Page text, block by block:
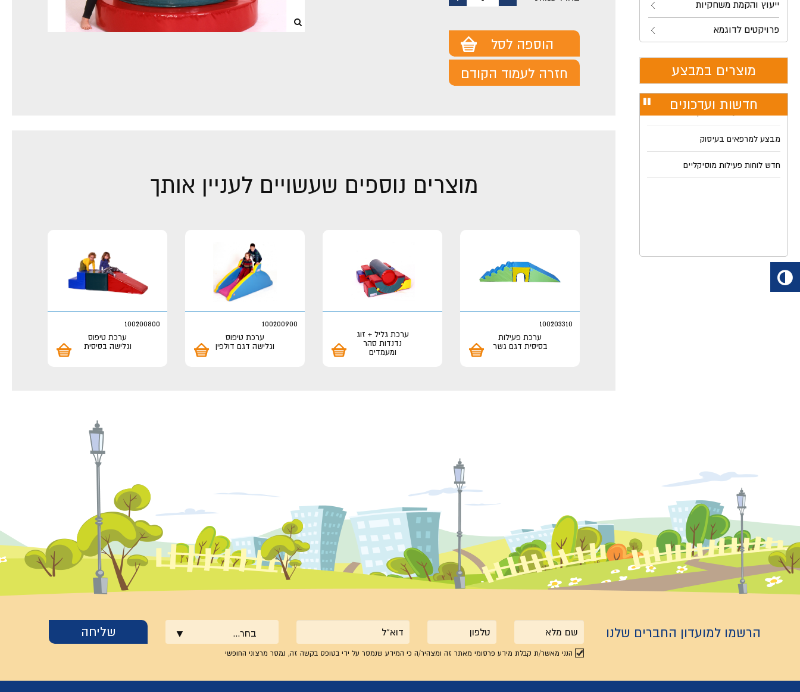
ייעוץ והקמת משחקיות
פרויקטים לדוגמא
מוצרים במבצע
עצור
חדשות ועדכונים
חדש לוחות פעילות מוסיקליים
הוספה לסל
חזרה לעמוד הקודם
מוצרים נוספים שעשויים לעניין אותך
100203310
ערכת פעילות
בסיסית דגם גשר
ערכת גליל + זוג
נדנדות סהר
ומעמדים
100200900
ערכת טיפוס
וגלישה דגם דולפין
100200800
ערכת טיפוס
וגלישה בסיסית
הרשמו למועדון החברים שלנו
שם
בחר...
הנני מאשר/ת קבלת מידע פרסומי מאתר זה ומצהיר/ה כי המידע שנמסר על ידי בטופס בקשה זה, נמסר מרצוני החופשי